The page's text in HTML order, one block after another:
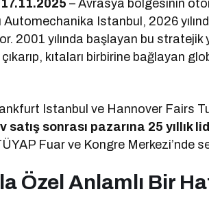
– Avrasya bölgesinin
Istanbul, 2026
2001 yılında başlayan bu
kıtaları birbirine bağlayan
Istanbul ve Hannover Fairs
satış sonrası pazarına 25 yıllık
Fuar ve Kongre Merkezi’nde
Özel Anlamlı Bir